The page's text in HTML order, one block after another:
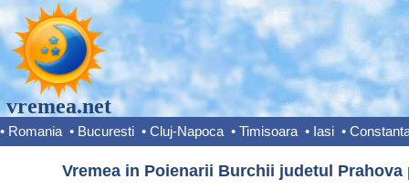
vremea.net
• Romania • Bucuresti • Cluj-Napoca • Timisoara • Iasi •
Vremea in Poienarii Burchii judetul